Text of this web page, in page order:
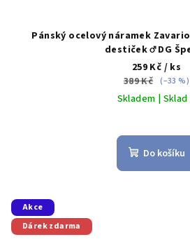
Pánský ocelový náramek
destiček ♂️ DG
259 Kč / ks
389 Kč (–33 %)
Skladem | Sklad
Do košíku
Akce
Dárek zdarma